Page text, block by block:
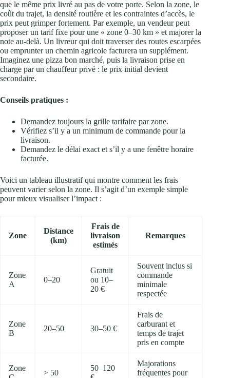
que le même prix livré au pas de votre porte. Selon la zone, le
coût du trajet, la densité routière et les contraintes d’accès, le
prix peut grimper fortement. Par exemple, un vendeur peut
proposer un tarif fixe pour une « zone 0–30 km » et majorer la
note au-delà. Un livreur qui doit traverser des routes escarpées
ou emprunter un chemin agricole facturera un supplément.
Imaginez une pizza bon marché, puis la livraison prise en
charge par un chauffeur privé : le prix initial devient
secondaire.
Conseils pratiques :
Demandez toujours la grille tarifaire par zone.
Vérifiez s’il y a un minimum de commande pour la
livraison.
Demandez le délai exact et s’il y a une fenêtre horaire
facturée.
Voici un tableau illustratif qui montre comment les frais
peuvent varier selon la zone. Il s’agit d’un exemple simple
pour mieux visualiser l’impact :
Zone
Distance
(km)
Frais de
livraison
estimés
Remarques
Zone
A
0–20
Gratuit
ou 10–
20 €
Souvent inclus si
commande
minimale
respectée
Zone
B
20–50 30–50 €
Frais de
carburant et
temps de trajet
pris en compte
Zone
> 50
50–120
Majorations
fréquentes pour